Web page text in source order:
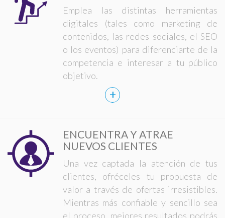
Emplea las distintas herramientas
digitales (tales como marketing de
contenidos, las redes sociales, el SEO
o los eventos) para diferenciarte de la
competencia e interesar a tu público
objetivo.
+
ENCUENTRA Y ATRAE
NUEVOS CLIENTES
Una vez captada la atención de tus
clientes, ofréceles tu propuesta de
valor a través de ofertas irresistibles.
Mientras más confiable y sencillo sea
el proceso, mejores resultados podrás